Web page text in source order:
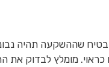
שההשקעה תהיה
מומלץ לבדוק את